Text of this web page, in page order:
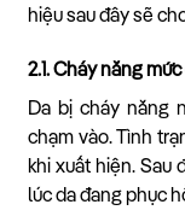
hiệu sau đây sẽ
2.1. Cháy nắng
Da bị cháy nắng
chạm vào. Tình
khi xuất hiện. Sau
lúc da đang phục